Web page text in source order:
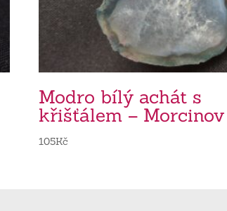
Modro bílý achát s
křišťálem – Morcinov
105Kč